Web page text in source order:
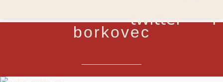
twitter f
borkovec